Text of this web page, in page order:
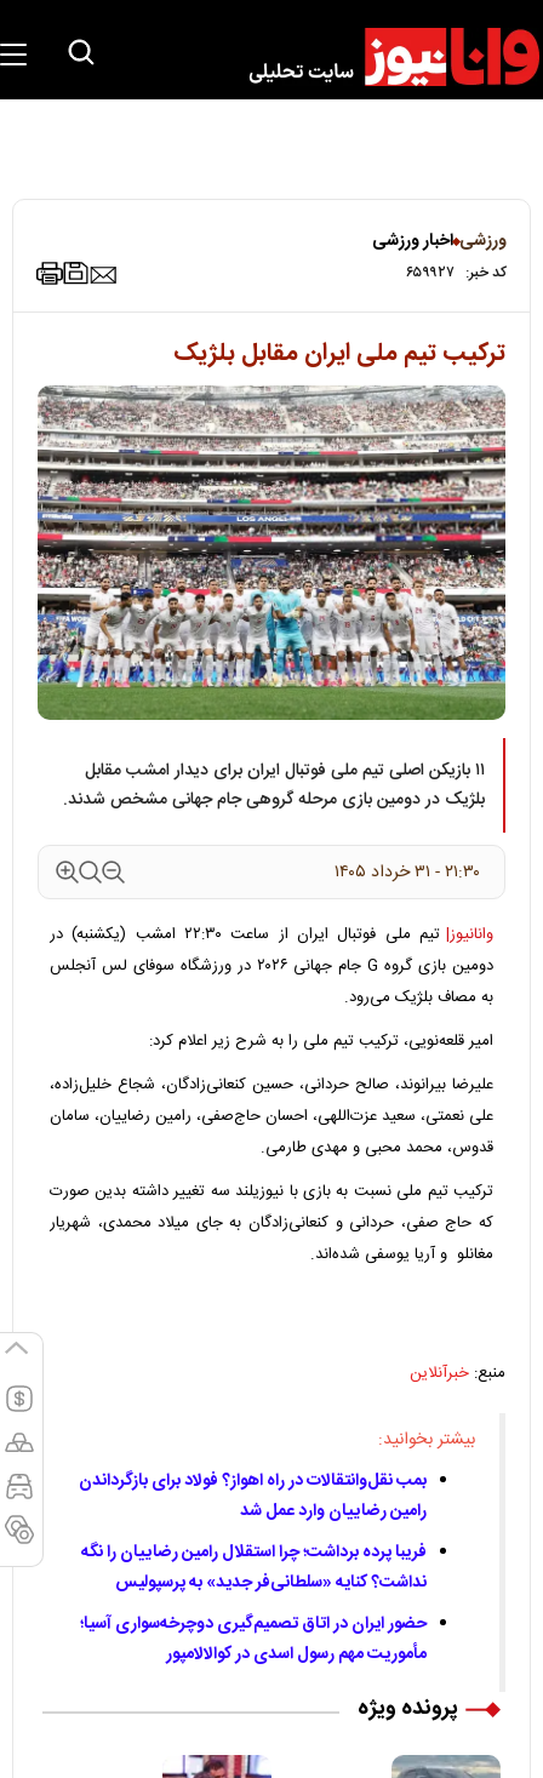
ورزشی اخبار ورزشی
کد خبر: ۶۵۹۹۲۷
ترکیب تیم ملی ایران مقابل بلژیک
۱۱ بازیکن اصلی تیم ملی فوتبال ایران برای دیدار امشب مقابل
بلژیک در دومین بازی مرحله گروهی جام جهانی مشخص شدند.
۲۱:۳۰ - ۳۱ خرداد ۱۴۰۵
وانانیوز|
تیم ملی فوتبال ایران از ساعت ۲۲:۳۰ امشب (یکشنبه) در
دومین بازی گروه G جام جهانی ۲۰۲۶ در ورزشگاه سوفای لس آنجلس
به مصاف بلژیک می‌رود.
امیر قلعه‌نویی، ترکیب تیم ملی را به شرح زیر اعلام کرد:
علیرضا بیرانوند، صالح حردانی، حسین کنعانی‌زادگان، شجاع خلیل‌زاده،
علی نعمتی، سعید عزت‌اللهی، احسان حاج‌صفی، رامین رضاییان، سامان
قدوس، محمد محبی و مهدی طارمی.
ترکیب تیم ملی نسبت به بازی با نیوزیلند سه تغییر داشته بدین صورت
که حاج صفی، حردانی و کنعانی‌زادگان به جای میلاد محمدی، شهریار
مغانلو و آریا یوسفی شده‌اند.
منبع: خبرآنلاین
بیشتر بخوانید:
بمب نقل‌وانتقالات در راه اهواز؟ فولاد برای بازگرداندن
رامین رضاییان وارد عمل شد
فریبا پرده برداشت؛ چرا استقلال رامین رضاییان را نگه
نداشت؟ کنایه «سلطانی‌فر جدید» به پرسپولیس
حضور ایران در اتاق تصمیم‌گیری دوچرخه‌سواری آسیا؛
مأموریت مهم رسول اسدی در کوالالامپور
پرونده ویژه